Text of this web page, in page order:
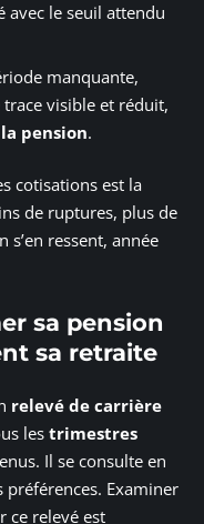
avec le seuil attendu
manquante,
visible et réduit,
pension.
cotisations est la
de ruptures, plus de
s’en ressent, année
sa pension
sa retraite
relevé de carrière
les trimestres
Il se consulte en
Examiner
ce relevé est